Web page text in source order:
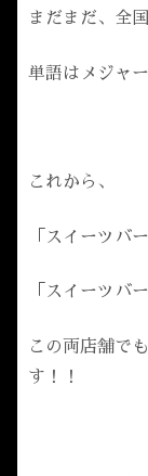
まだまだ、全
単語はメジャ
これから、
「スイーツバ
「スイーツバ
この両店舗で
す！！